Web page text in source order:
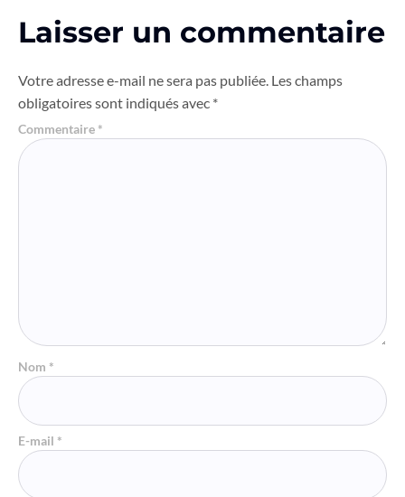
Laisser un commentaire
Votre adresse e-mail ne sera pas publiée. Les champs
obligatoires sont indiqués avec *
Commentaire *
Nom *
E-mail *